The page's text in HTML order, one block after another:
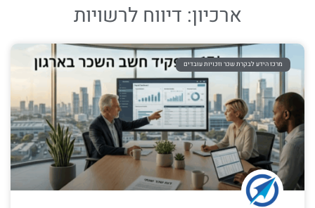
ארכיון: דיווח לרשויות
מרכז הידע לבקרת שכר וזכויות עובדים